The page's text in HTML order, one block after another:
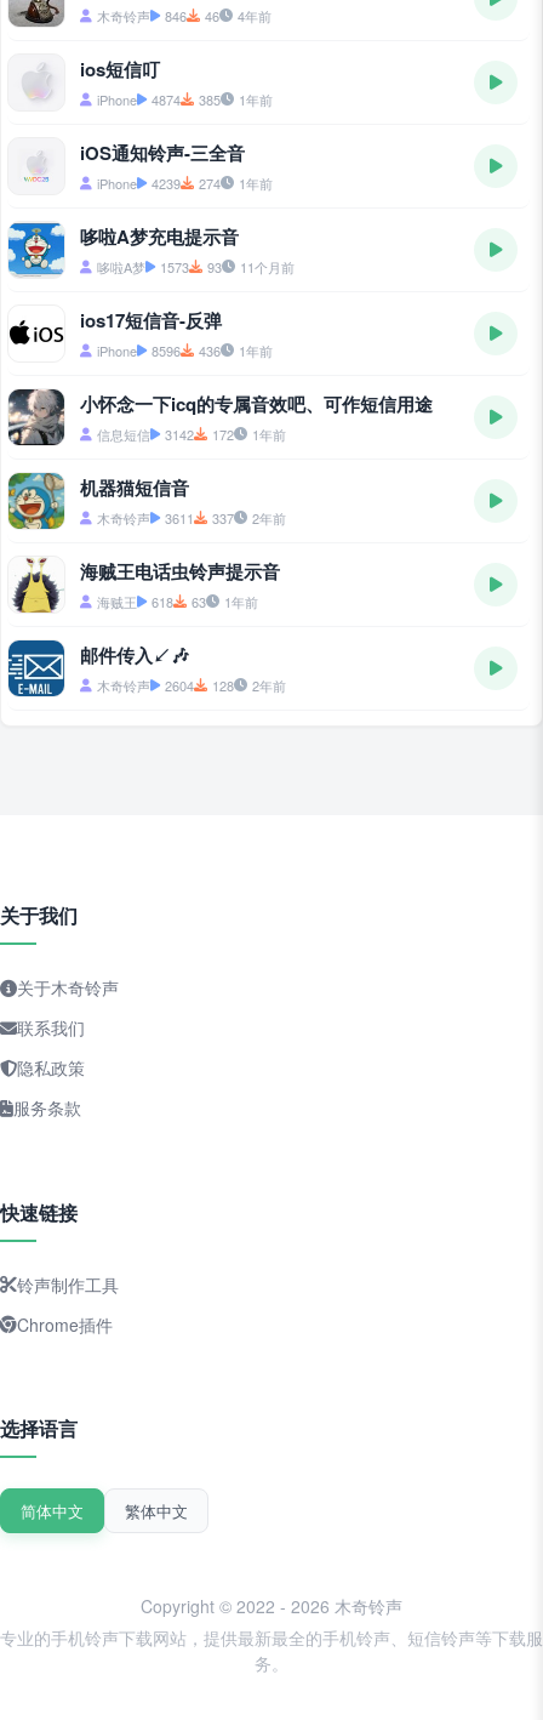
木奇铃声 846 46 4年前
ios短信叮
iPhone 4874 385 1年前
iOS通知铃声-三全音
iPhone 4239 274 1年前
哆啦A梦充电提示音
哆啦A梦 1573 93 11个月前
ios17短信音-反弹
iPhone 8596 436 1年前
小怀念一下icq的专属音效吧、可作短信用途
信息短信 3142 172 1年前
机器猫短信音
木奇铃声 3611 337 2年前
海贼王电话虫铃声提示音
海贼王 618 63 1年前
邮件传入↙🎶
木奇铃声 2604 128 2年前
关于我们
关于木奇铃声
联系我们
隐私政策
服务条款
快速链接
铃声制作工具
Chrome插件
选择语言
简体中文 繁体中文
Copyright © 2022 - 2026 木奇铃声
专业的手机铃声下载网站，提供最新最全的手机铃声、短信铃声等下载服
务。